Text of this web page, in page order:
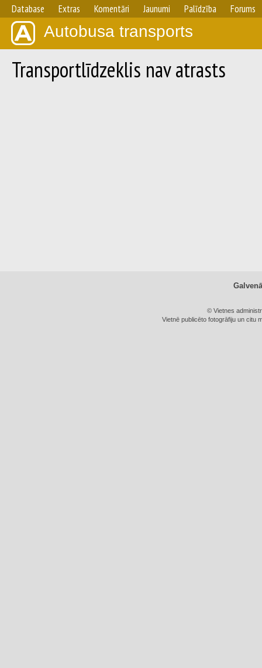
Database Extras Komentāri Jaunumi Palīdzība Forums
Autobusa transports
Transportlīdzeklis nav atrasts
© Vietnes
Vietnē publicēto fotogrāfiju un citu